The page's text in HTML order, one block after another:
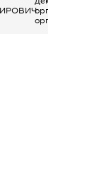
організаціях та їх
органах